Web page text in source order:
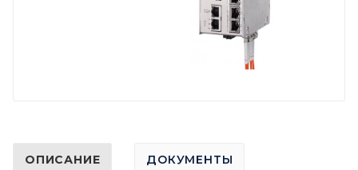
ОПИСАНИЕ ДОКУМЕНТЫ